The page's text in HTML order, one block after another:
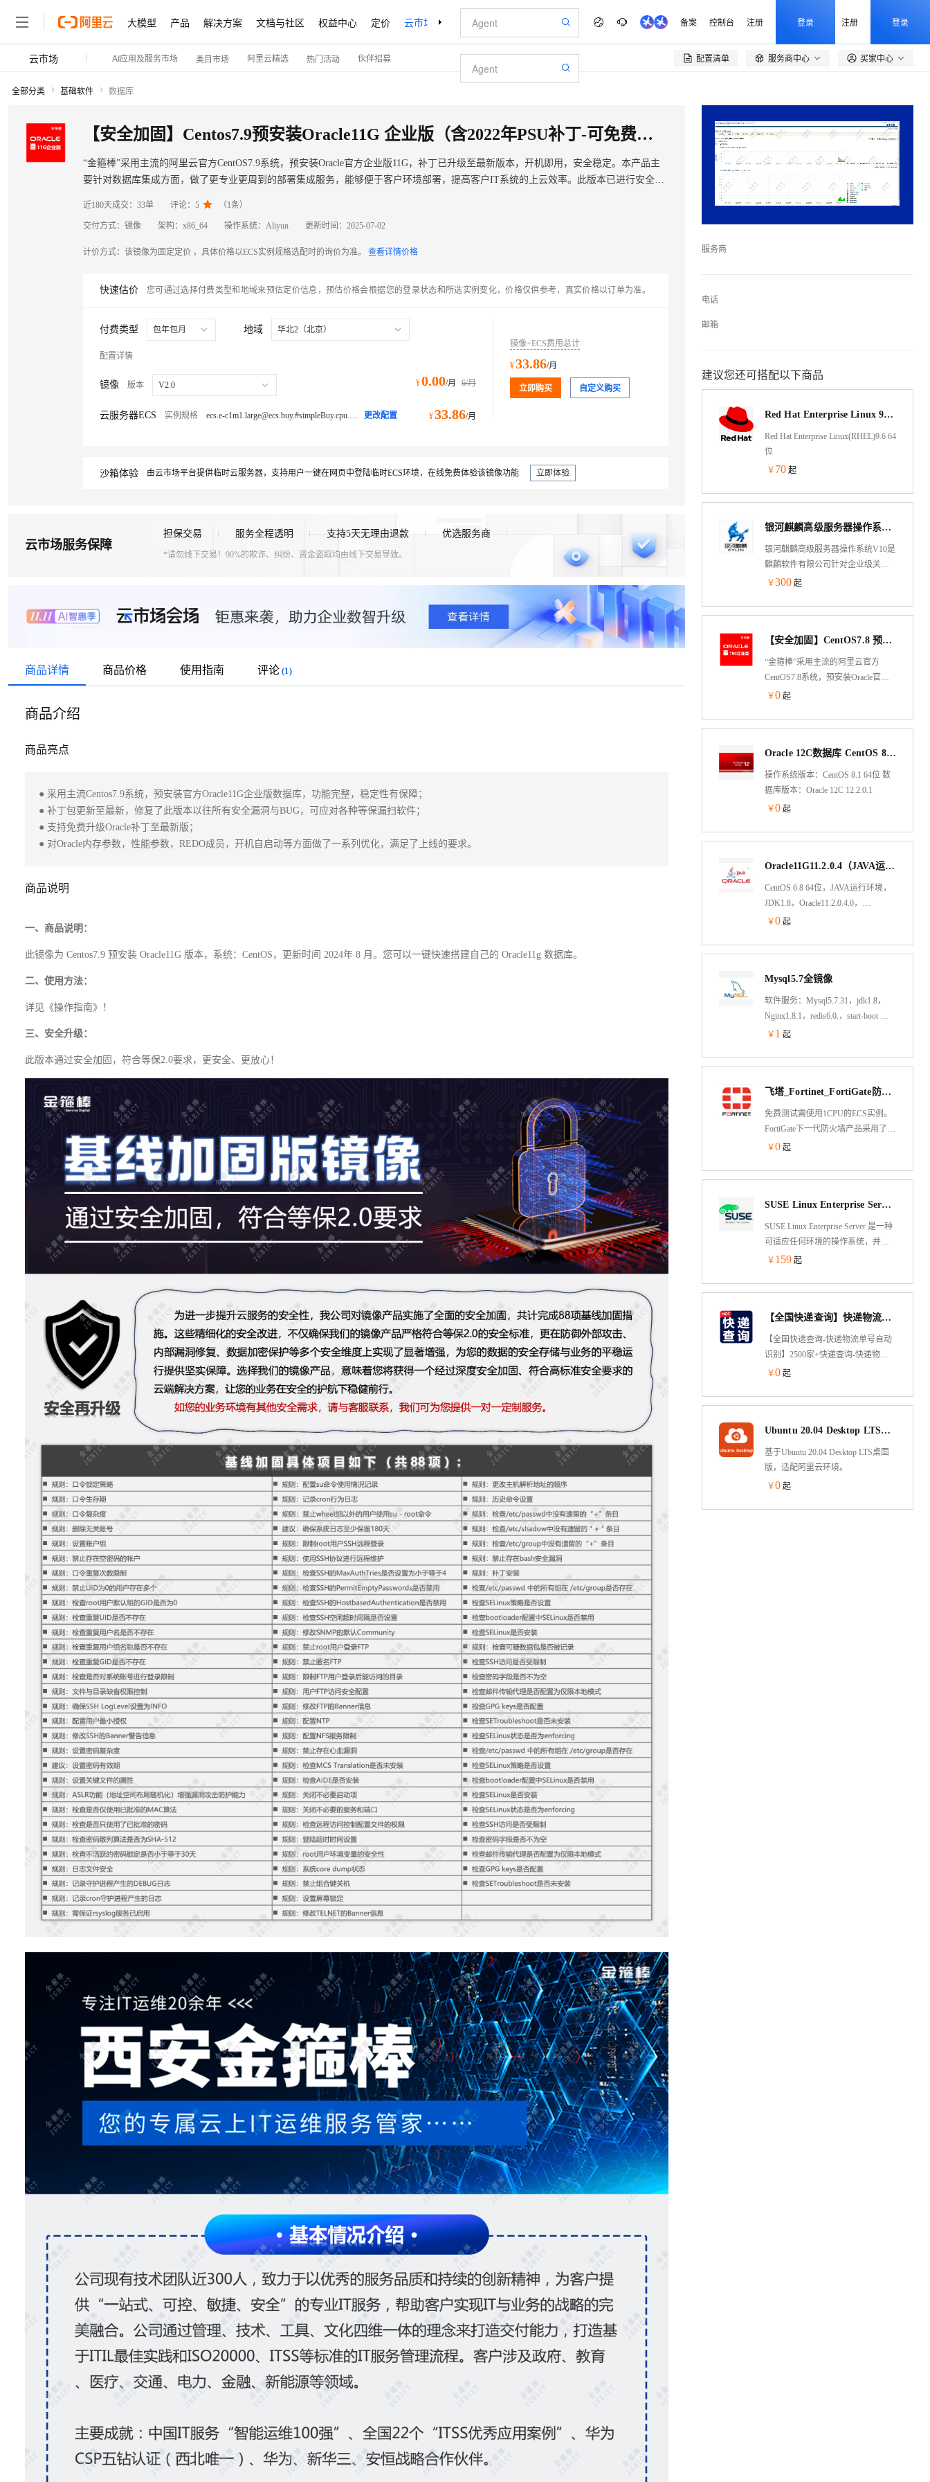
大模型 产品 解决方案 文档与社区 权益中心 定价 云市场 合作伙伴 了解阿里云 备案 控制台 注册 登录 注册 登录
云市场 AI应用及服务市场 类目市场 阿里云精选 热门活动 伙伴招募 配置清单  服务商中心 买家中心
全部分类 基础软件 数据库
【安全加固】Centos7.9预安装Oracle11G 企业版（含2022年PSU补丁-可免费升级至最新）
“金箍棒”采用主流的阿里云官方CentOS7.9系统，预安装Oracle官方企业版11G，补丁已升级至最新版本，开机即用，安全稳定。本产品主
要针对数据库集成方面，做了更专业更周到的部署集成服务，能够便于客户环境部署，提高客户IT系统的上云效率。此版本已进行安全升
近180天成交： 33单 评论： 5  （1条）
交付方式： 镜像 架构： x86_64 操作系统： Aliyun 更新时间： 2025-07-02
计价方式： 该镜像为固定定价 ，具体价格以ECS实例规格选配时的询价为准。 查看详情价格
快速估价 您可通过选择付费类型和地域来预估定价信息，预估价格会根据您的登录状态和所选实例变化，价格仅供参考，真实价格以订单为准。
付费类型 包年包月 地域 华北2（北京）
配置详情
镜像 版本 V2.0 ¥0.00/月 6/月
云服务器ECS 实例规格 ecs.e-c1m1.large@ecs.buy.#simpleBuy.cpu.memory经济型 e 更改配置 ¥33.86/月
镜像+ECS费用总计
¥33.86/月
立即购买 自定义购买
沙箱体验 由云市场平台提供临时云服务器，支持用户一键在网页中登陆临时ECS环境，在线免费体验该镜像功能 立即体验
云市场服务保障
担保交易 服务全程透明 支持5天无理由退款 优选服务商
*请勿线下交易！90%的欺诈、纠纷、资金盗取均由线下交易导致。
商品详情 商品价格 使用指南 评论 (1)
商品介绍
商品亮点
● 采用主流Centos7.9系统，预安装官方Oracle11G企业版数据库，功能完整，稳定性有保障；
● 补丁包更新至最新，修复了此版本以往所有安全漏洞与BUG，可应对各种等保漏扫软件；
● 支持免费升级Oracle补丁至最新版；
● 对Oracle内存参数，性能参数，REDO成员，开机自启动等方面做了一系列优化，满足了上线的要求。
商品说明
一、商品说明：
此镜像为 Centos7.9 预安装 Oracle11G 版本，系统：CentOS，更新时间 2024年 8 月。您可以一键快速搭建自己的 Oracle11g 数据库。
二、使用方法：
详见《操作指南》！
三、安全升级：
此版本通过安全加固，符合等保2.0要求，更安全、更放心！
服务商
电话
邮箱
建议您还可搭配以下商品
Red Hat Enterprise Linux 9.6 64位
Red Hat Enterprise Linux(RHEL)9.6 64
位
￥ 70 起
银河麒麟高级服务器操作系统（X86版）V10
银河麒麟高级服务器操作系统V10是
麒麟软件有限公司针对企业级关键
业务，适应虚拟化、云计算、大数
制的提供内生本质安全、云原生支
持、自主平台深入优化、高性能、
易管理的新一代自主服务器操作系
￥300 起
【安全加固】CentOS7.8 预安装Oracle19C企业版（补丁可免费升级至最新）
“金箍棒”采用主流的阿里云官方
CentOS7.8系统，预安装Oracle官方
企业版19C，补丁已升级至最新版
便于客户环境部署，提高客户IT系
统的上云效率。
￥0 起
Oracle 12C数据库 CentOS 8.1 64位
操作系统版本：CentOS 8.1 64位 数
据库版本：Oracle 12C 12.2.0.1
￥0 起
Oracle11G11.2.0.4（JAVA运行环境）
CentOS 6.8 64位，JAVA运行环境，
JDK1.8，Oracle11.2.0.4.0，
Tomcat9，Apache2.2
￥0 起
Mysql5.7全镜像
软件服务：Mysql5.7.31，jdk1.8，
Nginx1.8.1，redis6.0.，start-boot 安
全服务：基于阿里云ces，系统优
￥ 1 起
飞塔_Fortinet_FortiGate防火墙(免费试用版)
免费测试需使用1CPU的ECS实例。
FortiGate下一代防火墙产品采用了专
用的安全处理芯片（ASIC）并集成
能。FortiGate所提供的应用、用户和
网络可视化大大降低了安全的复杂
度，同时提供安全评级让客户能够
￥0 起
SUSE Linux Enterprise Server 15 SP3 64位
SUSE Linux Enterprise Server 是一种
可适应任何环境的操作系统，并且
专门针对性能、安全性和可靠性而
￥ 159 起
【全国快递查询】快递物流查询-快递查询-快递查询-快递物流查询-快递物流轨迹查询-快递物流查询接口-快递...
【全国快递查询-快递物流单号自动
识别】2500家+快递查询-快递物流
查询-物流查询-快递查询-快递物流
物流查询-快递物流查询-快递物流查
询-快递物流查询-快递物流查询-快
递物流查询-物流快递查询-快递查
询-快递查询接口-快递查询-快递物
流查询-物流快递查询-快递单号查
￥0 起
Ubuntu 20.04 Desktop LTS桌面版
基于Ubuntu 20.04 Desktop LTS桌面
版，适配阿里云环境。
￥0 起